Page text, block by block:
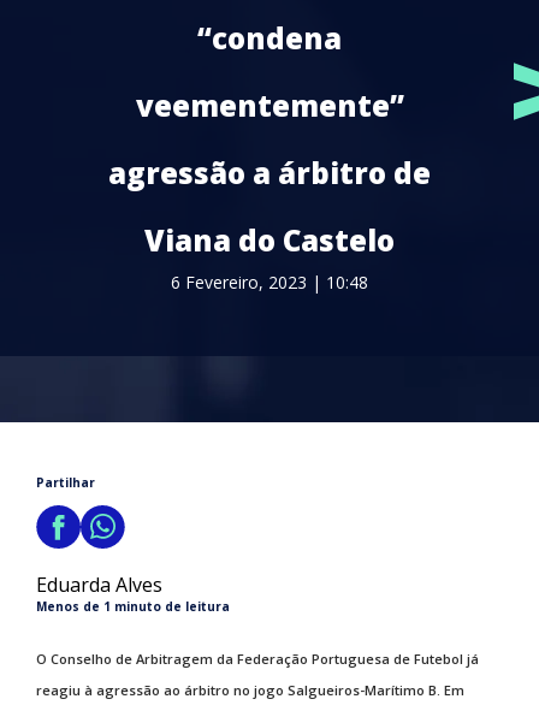
“condena
veementemente”
agressão a árbitro de
Viana do Castelo
6 Fevereiro, 2023 | 10:48
Partilhar
Eduarda Alves
Menos de 1 minuto de leitura
O Conselho de Arbitragem da Federação Portuguesa de Futebol já
reagiu à agressão ao árbitro no jogo Salgueiros-Marítimo B. Em